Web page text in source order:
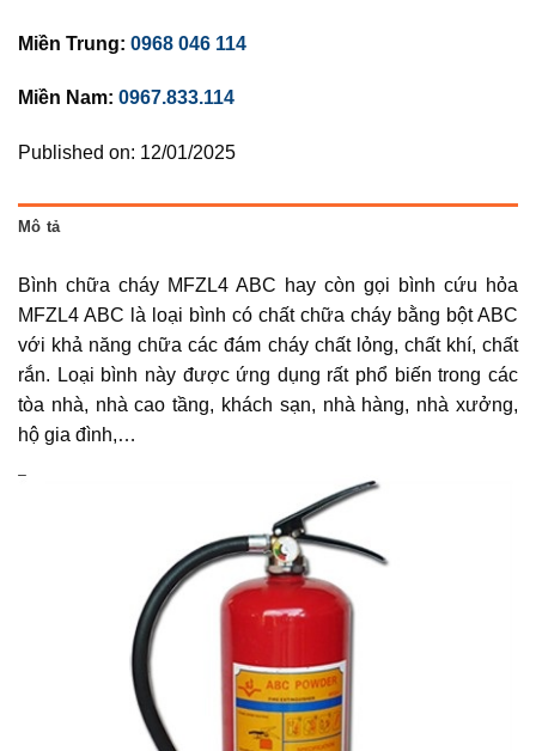
Miền Trung: 0968 046 114
Miền Nam: 0967.833.114
Published on: 12/01/2025
Mô tả
Bình chữa cháy MFZL4 ABC hay còn gọi bình cứu hỏa
MFZL4 ABC là loại bình có chất chữa cháy bằng bột ABC
với khả năng chữa các đám cháy chất lỏng, chất khí, chất
rắn. Loại bình này được ứng dụng rất phổ biến trong các
tòa nhà, nhà cao tầng, khách sạn, nhà hàng, nhà xưởng,
hộ gia đình,…